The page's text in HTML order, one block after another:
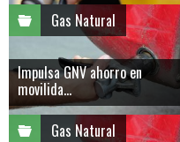
Gas Natural
Impulsa GNV ahorro en
movilida...
Gas Natural